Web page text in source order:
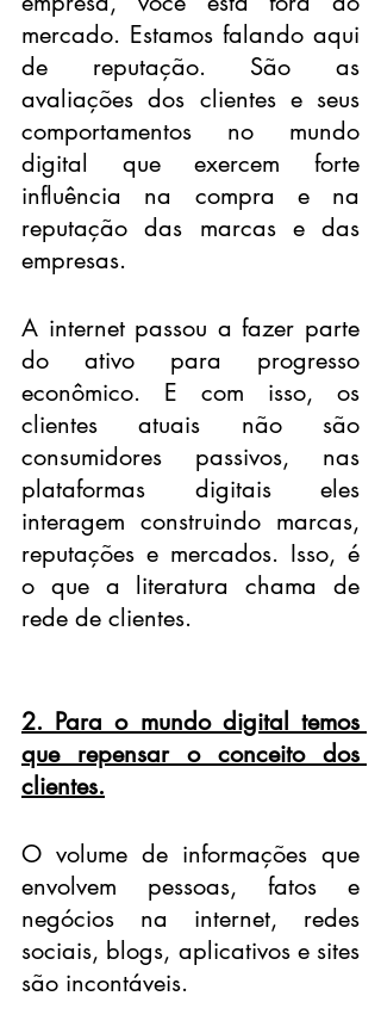
mercado. Estamos falando aqui
de reputação. São as
avaliações dos clientes e seus
comportamentos no mundo
digital que exercem forte
influência na compra e na
reputação das marcas e das
empresas.
A internet passou a fazer parte
do ativo para progresso
econômico. E com isso, os
clientes atuais não são
consumidores passivos, nas
plataformas digitais eles
interagem construindo marcas,
reputações e mercados. Isso, é
o que a literatura chama de
rede de clientes.
2. Para o mundo digital temos
que repensar o conceito dos
clientes.
O volume de informações que
envolvem pessoas, fatos e
negócios na internet, redes
sociais, blogs, aplicativos e sites
são incontáveis.